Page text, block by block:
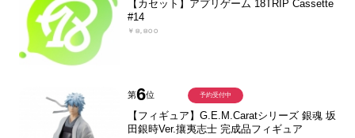
【カセット】アプリゲーム 18TRIP Cassette
#14
￥8,800
第6位
【フィギュア】G.E.M.Caratシリーズ 銀魂 坂
田銀時Ver.攘夷志士 完成品フィギュア
予約受付中